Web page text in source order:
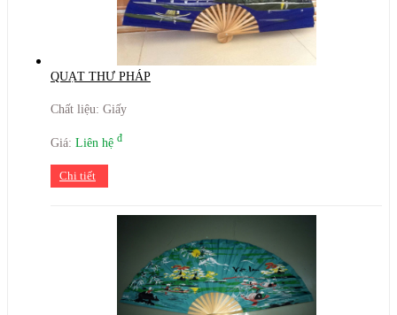
QUẠT THƯ PHÁP
Chất liệu: Giấy
Giá: Liên hệ đ
Chi tiết